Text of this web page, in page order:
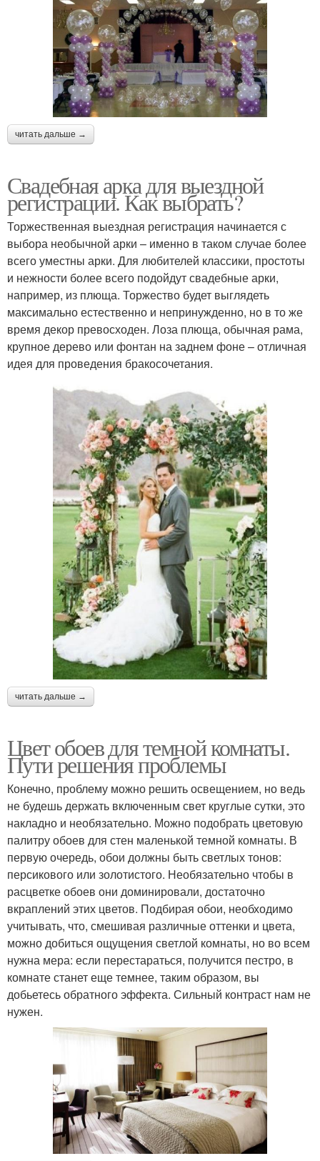
читать дальше →
Свадебная арка для выездной
регистрации. Как выбрать?
Торжественная выездная регистрация начинается с
выбора необычной арки – именно в таком случае более
всего уместны арки. Для любителей классики, простоты
и нежности более всего подойдут свадебные арки,
например, из плюща. Торжество будет выглядеть
максимально естественно и непринужденно, но в то же
время декор превосходен. Лоза плюща, обычная рама,
крупное дерево или фонтан на заднем фоне – отличная
идея для проведения бракосочетания.
читать дальше →
Цвет обоев для темной комнаты.
Пути решения проблемы
Конечно, проблему можно решить освещением, но ведь
не будешь держать включенным свет круглые сутки, это
накладно и необязательно. Можно подобрать цветовую
палитру обоев для стен маленькой темной комнаты. В
первую очередь, обои должны быть светлых тонов:
персикового или золотистого. Необязательно чтобы в
расцветке обоев они доминировали, достаточно
вкраплений этих цветов. Подбирая обои, необходимо
учитывать, что, смешивая различные оттенки и цвета,
можно добиться ощущения светлой комнаты, но во всем
нужна мера: если перестараться, получится пестро, в
комнате станет еще темнее, таким образом, вы
добьетесь обратного эффекта. Сильный контраст нам не
нужен.